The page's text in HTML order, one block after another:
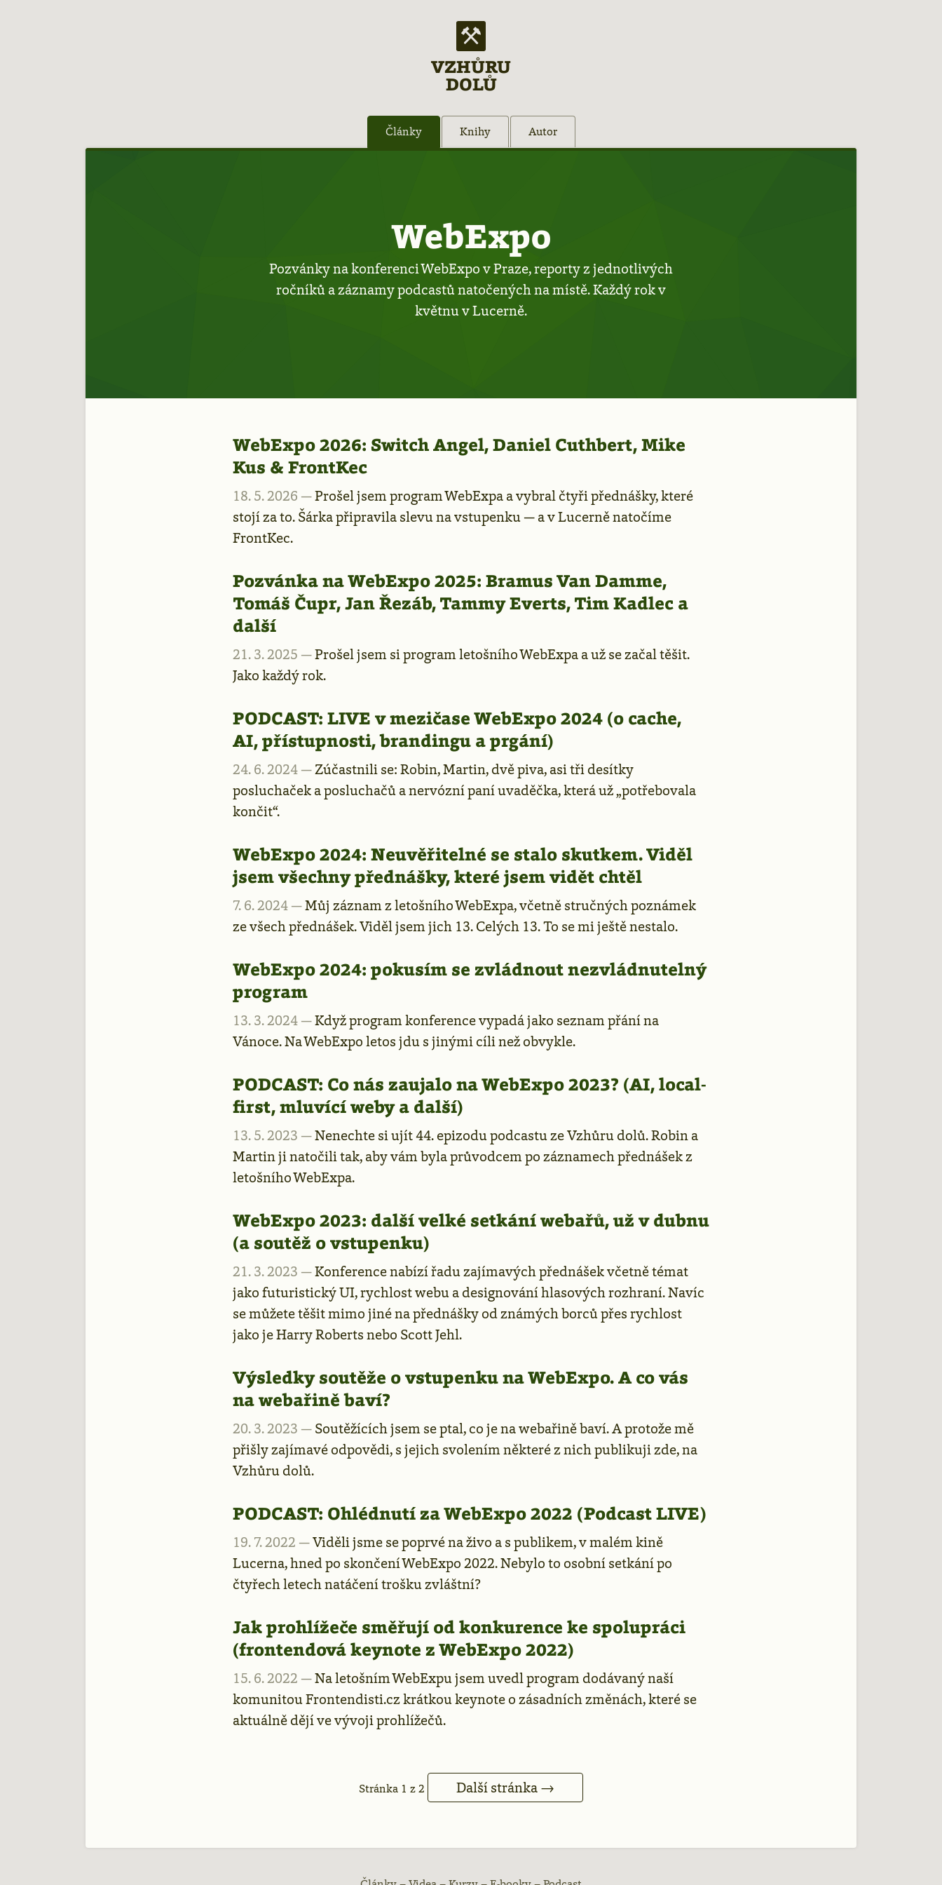
VZHŮRU
DOLŮ
Články Knihy Autor
WebExpo
Pozvánky na konferenci WebExpo v Praze, reporty z jednotlivých
ročníků a záznamy podcastů natočených na místě. Každý rok v
květnu v Lucerně.
WebExpo 2026: Switch Angel, Daniel Cuthbert, Mike
Kus & FrontKec
18. 5. 2026 —Prošel jsem program WebExpa a vybral čtyři přednášky, které
stojí za to. Šárka připravila slevu na vstupenku — a v Lucerně natočíme
FrontKec.
Pozvánka na WebExpo 2025: Bramus Van Damme,
Tomáš Čupr, Jan Řezáb, Tammy Everts, Tim Kadlec a
další
21. 3. 2025 —Prošel jsem si program letošního WebExpa a už se začal těšit.
Jako každý rok.
PODCAST: LIVE v mezičase WebExpo 2024 (o cache,
AI, přístupnosti, brandingu a prgání)
24. 6. 2024 —Zúčastnili se: Robin, Martin, dvě piva, asi tři desítky
posluchaček a posluchačů a nervózní paní uvaděčka, která už „potřebovala
končit“.
WebExpo 2024: Neuvěřitelné se stalo skutkem. Viděl
jsem všechny přednášky, které jsem vidět chtěl
7. 6. 2024 —Můj záznam z letošního WebExpa, včetně stručných poznámek
ze všech přednášek. Viděl jsem jich 13. Celých 13. To se mi ještě nestalo.
WebExpo 2024: pokusím se zvládnout nezvládnutelný
program
13. 3. 2024 —Když program konference vypadá jako seznam přání na
Vánoce. Na WebExpo letos jdu s jinými cíli než obvykle.
PODCAST: Co nás zaujalo na WebExpo 2023? (AI, local-
first, mluvící weby a další)
13. 5. 2023 —Nenechte si ujít 44. epizodu podcastu ze Vzhůru dolů. Robin a
Martin ji natočili tak, aby vám byla průvodcem po záznamech přednášek z
letošního WebExpa.
WebExpo 2023: další velké setkání webařů, už v dubnu
(a soutěž o vstupenku)
21. 3. 2023 —Konference nabízí řadu zajímavých přednášek včetně témat
jako futuristický UI, rychlost webu a designování hlasových rozhraní. Navíc
se můžete těšit mimo jiné na přednášky od známých borců přes rychlost
jako je Harry Roberts nebo Scott Jehl.
Výsledky soutěže o vstupenku na WebExpo. A co vás
na webařině baví?
20. 3. 2023 —Soutěžících jsem se ptal, co je na webařině baví. A protože mě
přišly zajímavé odpovědi, s jejich svolením některé z nich publikuji zde, na
Vzhůru dolů.
PODCAST: Ohlédnutí za WebExpo 2022 (Podcast LIVE)
19. 7. 2022 —Viděli jsme se poprvé na živo a s publikem, v malém kině
Lucerna, hned po skončení WebExpo 2022. Nebylo to osobní setkání po
čtyřech letech natáčení trošku zvláštní?
Jak prohlížeče směřují od konkurence ke spolupráci
(frontendová keynote z WebExpo 2022)
15. 6. 2022 —Na letošním WebExpu jsem uvedl program dodávaný naší
komunitou Frontendisti.cz krátkou keynote o zásadních změnách, které se
aktuálně dějí ve vývoji prohlížečů.
Stránka 1 z 2 Další stránka →